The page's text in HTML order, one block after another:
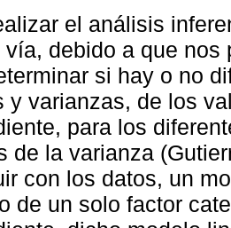
el análisis
vía, debido a que
si hay o no
y varianzas, de los
para los
de la varianza
con los datos, un
de un solo factor